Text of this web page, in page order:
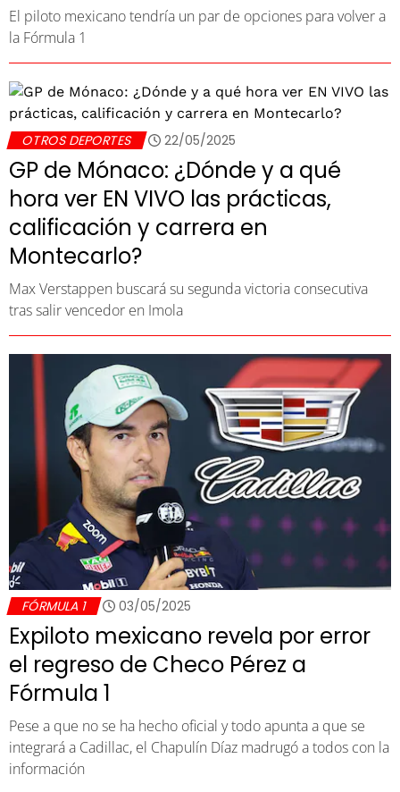
El piloto mexicano tendría un par de opciones para volver a
la Fórmula 1
OTROS DEPORTES 22/05/2025
GP de Mónaco: ¿Dónde y a qué
hora ver EN VIVO las prácticas,
calificación y carrera en
Montecarlo?
Max Verstappen buscará su segunda victoria consecutiva
tras salir vencedor en Imola
FÓRMULA 1 03/05/2025
Expiloto mexicano revela por error
el regreso de Checo Pérez a
Fórmula 1
Pese a que no se ha hecho oficial y todo apunta a que se
integrará a Cadillac, el Chapulín Díaz madrugó a todos con la
información